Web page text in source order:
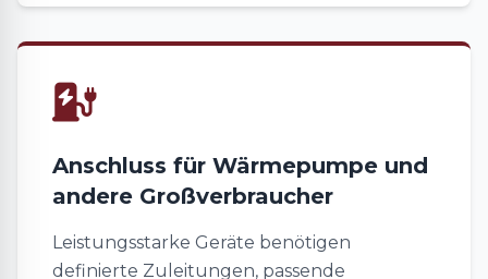
Anschluss für Wärmepumpe und
andere Großverbraucher
Leistungsstarke Geräte benötigen
definierte Zuleitungen, passende